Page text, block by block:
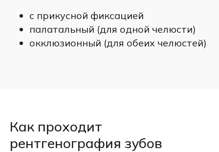
с прикусной фиксацией
палатальный (для одной челюсти)
окклюзионный (для обеих челюстей)
Как проходит
рентгенография зубов
Готовые снимки врач изучает
и пишет заключение примерно